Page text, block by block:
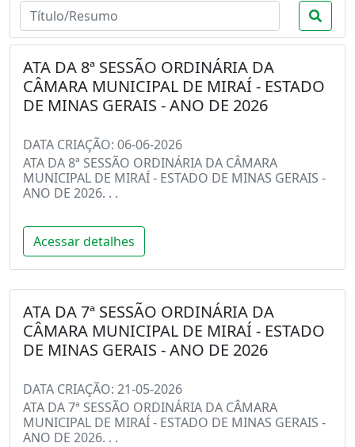
ATA DA 8ª SESSÃO ORDINÁRIA DA
CÂMARA MUNICIPAL DE MIRAÍ - ESTADO
DE MINAS GERAIS - ANO DE 2026
DATA CRIAÇÃO: 06-06-2026
ATA DA 8ª SESSÃO ORDINÁRIA DA CÂMARA
MUNICIPAL DE MIRAÍ - ESTADO DE MINAS GERAIS -
ANO DE 2026. . .
Acessar detalhes
ATA DA 7ª SESSÃO ORDINÁRIA DA
CÂMARA MUNICIPAL DE MIRAÍ - ESTADO
DE MINAS GERAIS - ANO DE 2026
DATA CRIAÇÃO: 21-05-2026
ATA DA 7ª SESSÃO ORDINÁRIA DA CÂMARA
MUNICIPAL DE MIRAÍ - ESTADO DE MINAS GERAIS -
ANO DE 2026. . .